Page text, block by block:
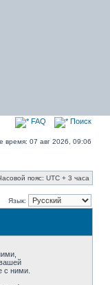
FAQ Поиск
время: 07 авг 2026, 09:06
пояс: UTC + 3 часа
Язык:
с ними.